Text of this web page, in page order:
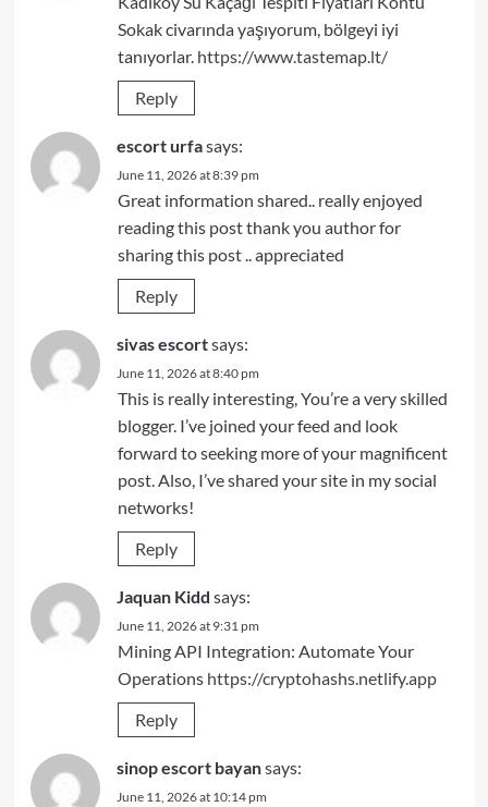
Sokak civarında yaşıyorum, bölgeyi iyi
tanıyorlar. https://www.tastemap.lt/
Reply
escort urfasays:
June 11, 2026 at 8:39 pm
Great information shared.. really enjoyed
reading this post thank you author for
sharing this post .. appreciated
Reply
sivas escortsays:
June 11, 2026 at 8:40 pm
This is really interesting, You’re a very skilled
blogger. I’ve joined your feed and look
forward to seeking more of your magnificent
post. Also, I’ve shared your site in my social
networks!
Reply
Jaquan Kidd says:
June 11, 2026 at 9:31 pm
Mining API Integration: Automate Your
Operations https://cryptohashs.netlify.app
Reply
sinop escort bayansays:
June 11, 2026 at 10:14 pm